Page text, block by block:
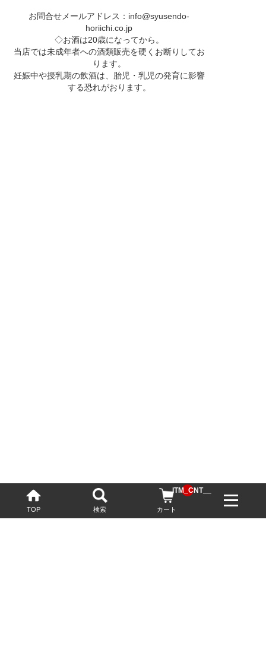
TOP 検索 カート
__ITM_CNT__
お問合せメールアドレス： info@syusendo-
horiichi.co.jp
◇お酒は20歳になってから。
当店では未成年者への酒類販売を硬くお断りしてお
ります。
妊娠中や授乳期の飲酒は、胎児・乳児の発育に影響
する恐れがおります。